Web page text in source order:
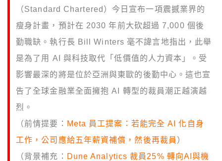
（Standard Chartered）今日宣布一項震撼業界的
瘦身計畫，預計在 2030 年前大砍超過 7,000 個後
勤職缺。執行長 Bill Winters 毫不諱言地指出，此舉
是為了用 AI 與科技取代「低價值的人力資本」。受
影響最深的將是位於亞洲與東歐的後勤中心。這也宣
告了全球金融業全面擁抱 AI 轉型的裁員潮正越演越
烈。
（前情提要： Meta 員工提案：若能完全 AI 化自身
工作，公司應給五年薪資補償，然後再裁員 ）
（背景補充： Dune Analytics 裁員25% 轉向AI與機